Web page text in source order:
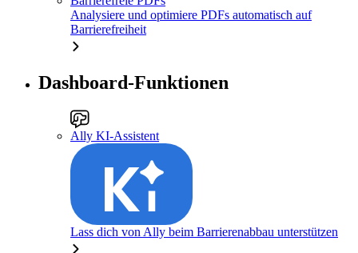
Analysiere und optimiere PDFs automatisch auf
Barrierefreiheit
Dashboard-Funktionen
Ally KI-Assistent
Lass dich von Ally beim Barrierenabbau unterstützen